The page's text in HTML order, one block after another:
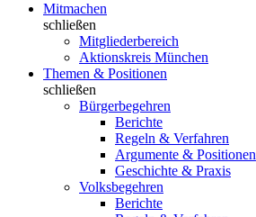
Mitmachen
schließen
Mitgliederbereich
Aktionskreis München
Themen & Positionen
schließen
Bürgerbegehren
Berichte
Regeln & Verfahren
Argumente & Positionen
Geschichte & Praxis
Volksbegehren
Berichte